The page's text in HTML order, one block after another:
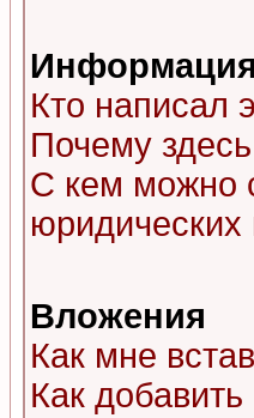
Кто написал
Почему
С кем можно
Вложения
Как мне
Как